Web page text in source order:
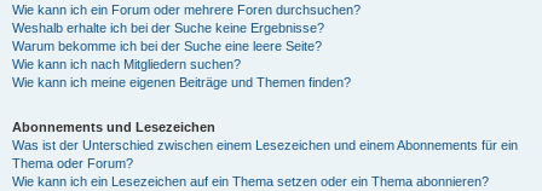
Wie kann ich ein Forum oder mehrere Foren durchsuchen?
Weshalb erhalte ich bei der Suche keine Ergebnisse?
Warum bekomme ich bei der Suche eine leere Seite?
Wie kann ich nach Mitgliedern suchen?
Wie kann ich meine eigenen Beiträge und Themen finden?
Abonnements und Lesezeichen
Was ist der Unterschied zwischen einem Lesezeichen und einem Abonnements für ein
Thema oder Forum?
Wie kann ich ein Lesezeichen auf ein Thema setzen oder ein Thema abonnieren?